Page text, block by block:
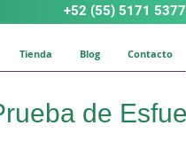
+52 (55) 5171 5377
Tienda Blog Contacto